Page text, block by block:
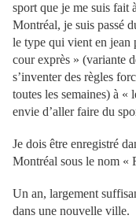
sport que je me suis fait
Montréal, je suis passé
le type qui vient en jean
cour exprès » (variante
s’inventer des règles
toutes les semaines) à «
envie d’aller faire du
Je dois être enregistré
Montréal sous le nom «
Un an, largement
dans une nouvelle ville.